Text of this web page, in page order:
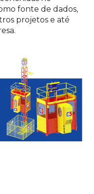
fonte de dados,
projetos e até
empresa.